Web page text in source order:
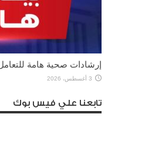
إرشادات صحية هامة
3 أغسطس، 2026
تابعنا علي فيس بوك